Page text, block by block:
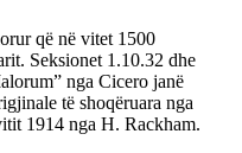
që në vitet 1500
Seksionet 1.10.32 dhe
nga Cicero janë
të shoqëruara nga
1914 nga H. Rackham.